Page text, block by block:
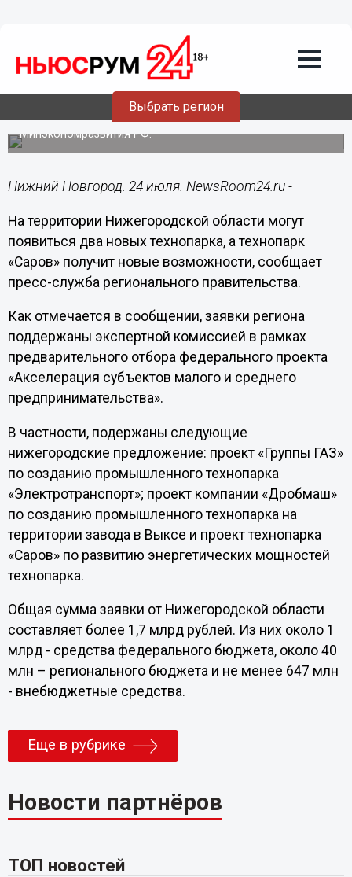
Выбрать регион
24.07.201922:54
Новые технопарки появятся в
Нижегородской области
Заявки региона получили предварительную поддержку в
Минэкономразвития РФ.
Нижний Новгород. 24 июля. NewsRoom24.ru -
На территории Нижегородской области могут
появиться два новых технопарка, а технопарк
«Саров» получит новые возможности, сообщает
пресс-служба регионального правительства.
Как отмечается в сообщении, заявки региона
поддержаны экспертной комиссией в рамках
предварительного отбора федерального проекта
«Акселерация субъектов малого и среднего
предпринимательства».
В частности, подержаны следующие
нижегородские предложение: проект «Группы ГАЗ»
по созданию промышленного технопарка
«Электротранспорт»; проект компании «Дробмаш»
по созданию промышленного технопарка на
территории завода в Выксе и проект технопарка
«Саров» по развитию энергетических мощностей
технопарка.
Общая сумма заявки от Нижегородской области
составляет более 1,7 млрд рублей. Из них около 1
млрд - средства федерального бюджета, около 40
млн – регионального бюджета и не менее 647 млн
- внебюджетные средства.
Еще в рубрике
Новости партнёров
ТОП новостей